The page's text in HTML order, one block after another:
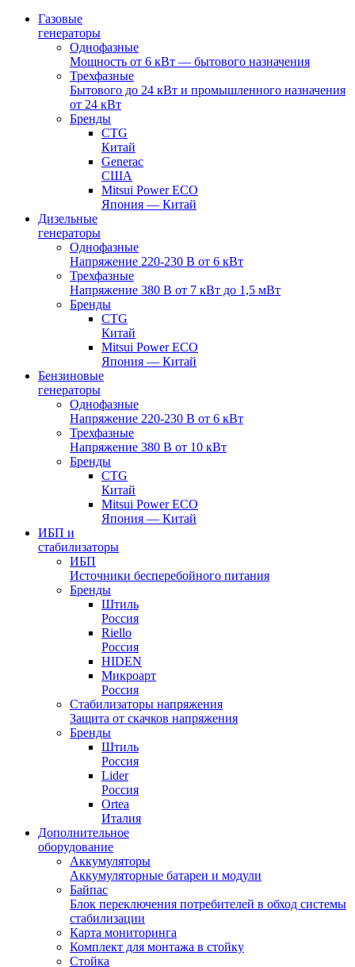
Газовые
генераторы
Однофазные
Мощность от 6 кВт — бытового назначения
Трехфазные
Бытового до 24 кВт и промышленного назначения
от 24 кВт
Бренды
CTG
Китай
Generac
США
Mitsui Power ECO
Япония — Китай
Дизельные
генераторы
Однофазные
Напряжение 220-230 В от 6 кВт
Трехфазные
Напряжение 380 В от 7 кВт до 1,5 мВт
Бренды
CTG
Китай
Mitsui Power ECO
Япония — Китай
Бензиновые
генераторы
Однофазные
Напряжение 220-230 В от 6 кВт
Трехфазные
Напряжение 380 В от 10 кВт
Бренды
CTG
Китай
Mitsui Power ECO
Япония — Китай
ИБП и
стабилизаторы
ИБП
Источники бесперебойного питания
Бренды
Штиль
Россия
Riello
Россия
HIDEN
Микроарт
Россия
Стабилизаторы напряжения
Защита от скачков напряжения
Бренды
Штиль
Россия
Lider
Россия
Ortea
Италия
Дополнительное
оборудование
Аккумуляторы
Аккумуляторные батареи и модули
Байпас
Блок переключения потребителей в обход системы
стабилизации
Карта мониторинга
Комплект для монтажа в стойку
Стойка